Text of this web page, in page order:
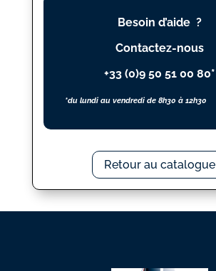
Besoin d’aide ?
Contactez-nous
+33 (0)9 50 51 00 80*
*du lundi au vendredi de 8h30 à 12h30
Retour au catalogue